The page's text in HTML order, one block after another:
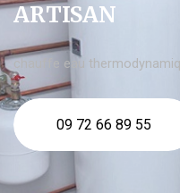
ARTISAN
chauffe eau
09 72 66 89 55